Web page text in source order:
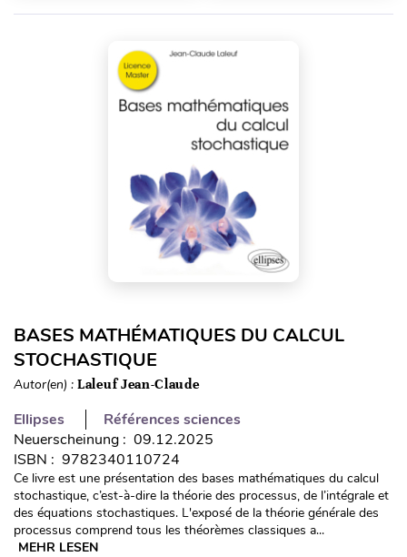
BASES MATHÉMATIQUES DU CALCUL
STOCHASTIQUE
Autor(en) : Laleuf Jean-Claude
Ellipses
Références sciences
Neuerscheinung : 09.12.2025
ISBN : 9782340110724
Ce livre est une présentation des bases mathématiques du calcul
stochastique, c’est-à-dire la théorie des processus, de l’intégrale et
des équations stochastiques. L'exposé de la théorie générale des
processus comprend tous les théorèmes classiques a...
MEHR LESEN